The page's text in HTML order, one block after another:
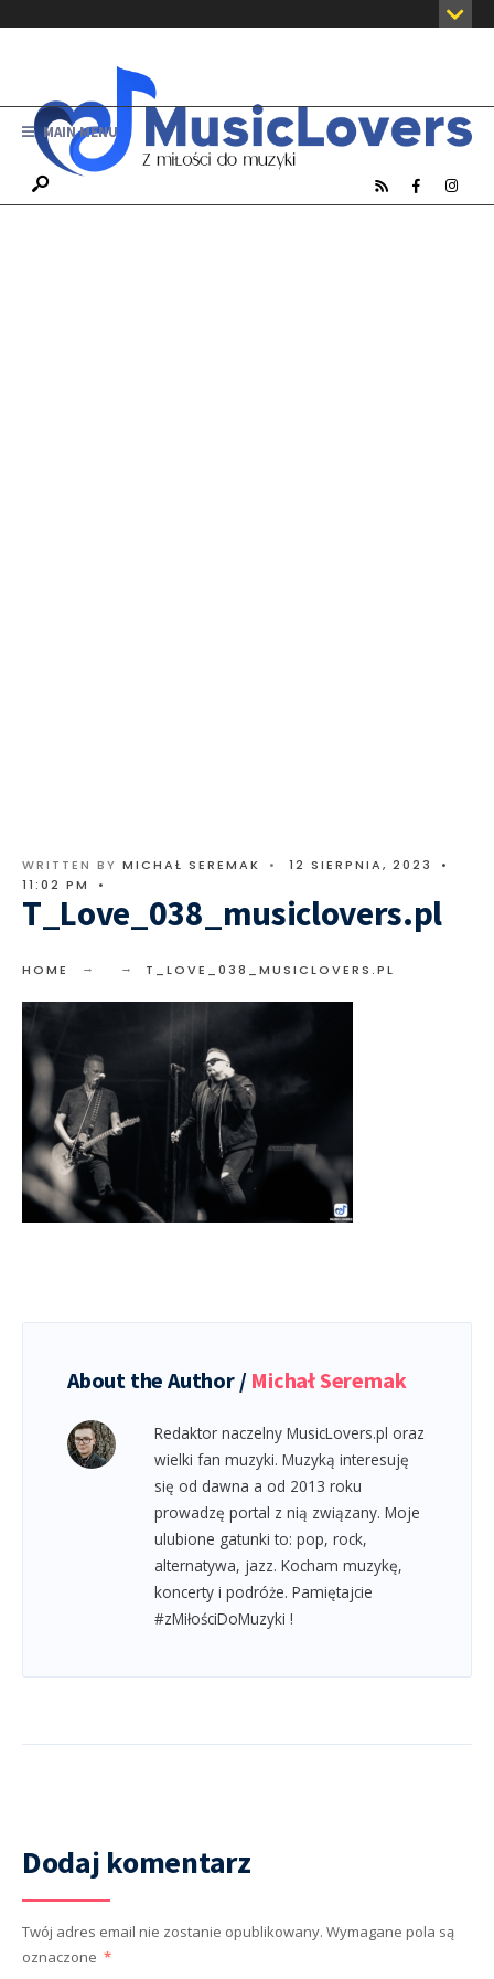
MAIN MENU
WRITTEN BY MICHAŁ SEREMAK • 12 SIERPNIA, 2023
•
11:02 PM
•
T_Love_038_musiclovers.pl
HOME T_LOVE_038_MUSICLOVERS.PL
About the Author / Michał Seremak
Redaktor naczelny MusicLovers.pl oraz
wielki fan muzyki. Muzyką interesuję
się od dawna a od 2013 roku
prowadzę portal z nią związany. Moje
ulubione gatunki to: pop, rock,
alternatywa, jazz. Kocham muzykę,
koncerty i podróże. Pamiętajcie
#zMiłościDoMuzyki !
Dodaj komentarz
Twój adres email nie zostanie opublikowany. Wymagane pola są
oznaczone *